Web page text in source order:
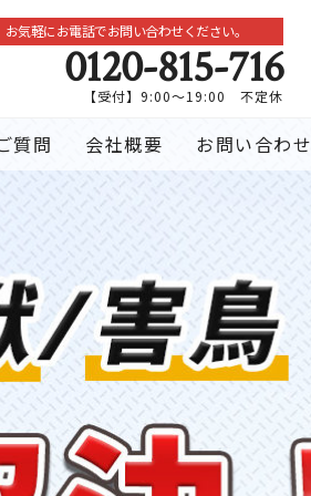
お気軽にお電話でお問い合わせください。
0120-815-716
【受付】9:00～19:00 不定休
質問 会社概要 お問い合わせ